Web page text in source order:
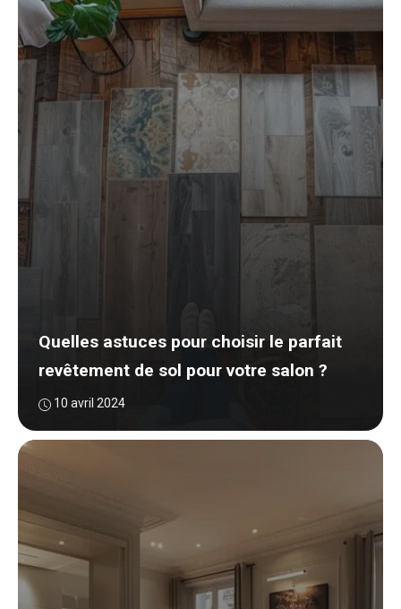
Quelles astuces pour choisir le parfait
revêtement de sol pour votre salon ?
10 avril 2024